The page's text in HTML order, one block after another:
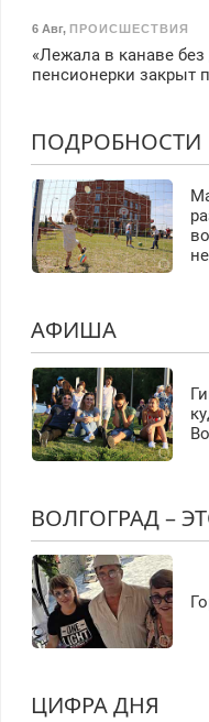
6 Авг, ПРОИСШЕСТВИЯ
«Лежала в канаве
пенсионерки закрыт
ПОДРОБНОСТИ
АФИША
ВОЛГОГРАД –
ЦИФРА ДНЯ